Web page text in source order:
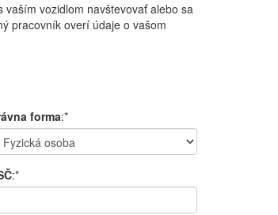
vozidlom navštevovať alebo sa
pracovník overí údaje o vašom
forma:*
:*